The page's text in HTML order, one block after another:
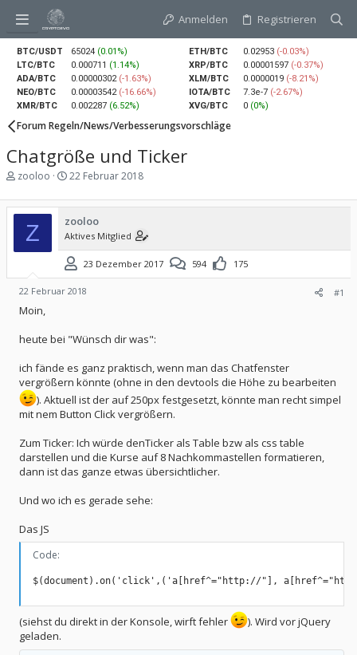
Anmelden Registrieren
BTC/USDT 65024 (0.01%) ETH/BTC 0.02953 (-0.03%)
LTC/BTC
0.000711 (1.14%) XRP/BTC 0.00001597 (-0.37%)
ADA/BTC
0.00000302 (-1.63%) XLM/BTC 0.0000019 (-8.21%)
NEO/BTC
0.00003542 (-16.66%) IOTA/BTC 7.3e-7 (-2.67%)
XMR/BTC
0.002287 (6.52%) XVG/BTC 0 (0%)
Forum Regeln/News/Verbesserungsvorschläge
Chatgröße und Ticker
E
s
t
l
r
zooloo
E
s
e
l
l
t
a
m
22 Februar 2018
Z zooloo
Aktives Mitglied
23 Dezember 2017 594 175
22 Februar 2018 #1
Moin,
heute bei "Wünsch dir was":
ich fände es ganz praktisch, wenn man das Chatfenster
vergrößern könnte (ohne in den devtools die Höhe zu bearbeiten
). Aktuell ist der auf 250px festgesetzt, könnte man recht simpel
mit nem Button Click vergrößern.
Zum Ticker: Ich würde denTicker als Table bzw als css table
darstellen und die Kurse auf 8 Nachkommastellen formatieren,
dann ist das ganze etwas übersichtlicher.
Und wo ich es gerade sehe:
Das JS
Code:
$(document).on('click',('a[href^="http://"],
(siehst du direkt in der Konsole, wirft fehler
). Wird vor jQuery
geladen.